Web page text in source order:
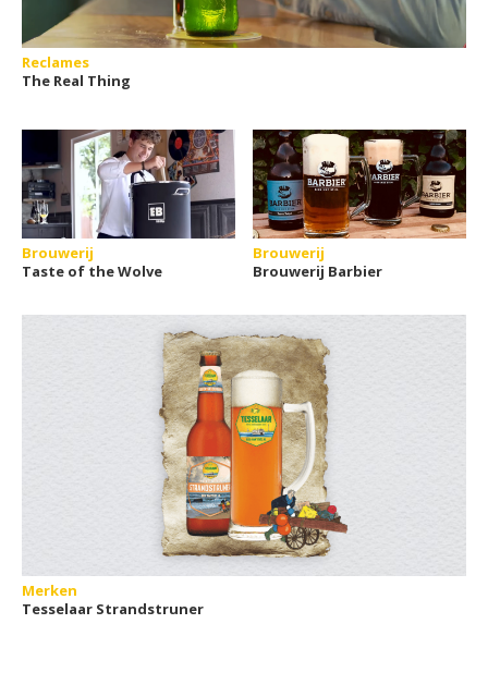
Reclames
The Real Thing
Brouwerij
Taste of the Wolve
Brouwerij
Brouwerij Barbier
Merken
Tesselaar Strandstruner